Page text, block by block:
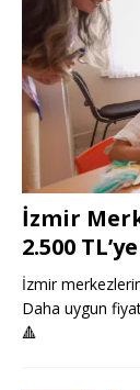
İzmir
2.500
İzmir
Daha uygun
🔺